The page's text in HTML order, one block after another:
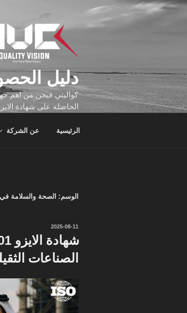
التجاوز
دليل
كواليتي فيجن من اهم
الحاصله على شهادة
الرئيسية عن الشركة
الوسم: الصحة والسلامة
نُشر
2025-08-11
الصناعات